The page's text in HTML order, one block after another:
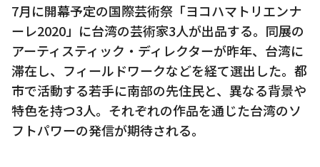
7月に開幕予定の国際芸術祭「ヨコハマトリエンナ
ーレ2020」に台湾の芸術家3人が出品する。同展の
アーティスティック・ディレクターが昨年、台湾に
滞在し、フィールドワークなどを経て選出した。都
市で活動する若手に南部の先住民と、異なる背景や
特色を持つ3人。それぞれの作品を通じた台湾のソ
フトパワーの発信が期待される。